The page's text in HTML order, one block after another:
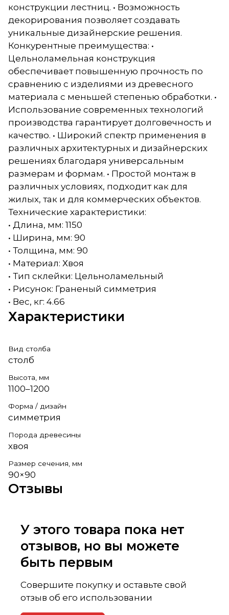
конструкции лестниц. • Возможность
декорирования позволяет создавать
уникальные дизайнерские решения.
Конкурентные преимущества: •
Цельноламельная конструкция
обеспечивает повышенную прочность по
сравнению с изделиями из древесного
материала с меньшей степенью обработки. •
Использование современных технологий
производства гарантирует долговечность и
качество. • Широкий спектр применения в
различных архитектурных и дизайнерских
решениях благодаря универсальным
размерам и формам. • Простой монтаж в
различных условиях, подходит как для
жилых, так и для коммерческих объектов.
Технические характеристики:
• Длина, мм: 1150
• Ширина, мм: 90
• Толщина, мм: 90
• Материал: Хвоя
• Тип склейки: Цельноламельный
• Рисунок: Граненый симметрия
• Вес, кг: 4.66
Характеристики
Вид столба
столб
Высота, мм
1100–1200
Форма / дизайн
симметрия
Порода древесины
хвоя
Размер сечения, мм
90×90
Отзывы
У этого товара пока нет
отзывов, но вы можете
быть первым
Совершите покупку и оставьте свой
отзыв об его использовании